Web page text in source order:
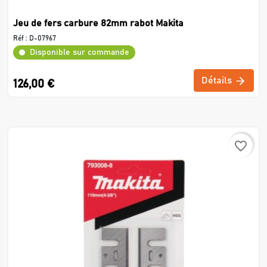
Jeu de fers carbure 82mm rabot Makita
Réf : D-07967
Disponible sur commande
126,00 € Détails
favorite_border